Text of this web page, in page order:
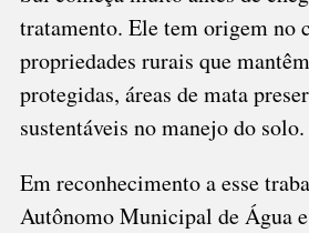
tratamento. Ele tem origem no
propriedades rurais que
protegidas, áreas de mata
sustentáveis no manejo do solo.
Em reconhecimento a esse
Autônomo Municipal de Água